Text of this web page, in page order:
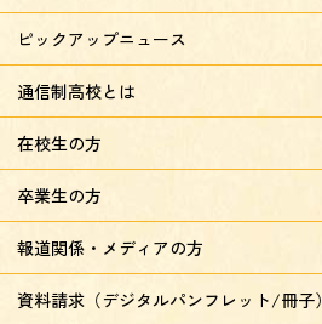
ピックアップニュース
通信制高校とは
在校生の方
卒業生の方
報道関係・メディアの方
資料請求（デジタルパンフレット/冊子）